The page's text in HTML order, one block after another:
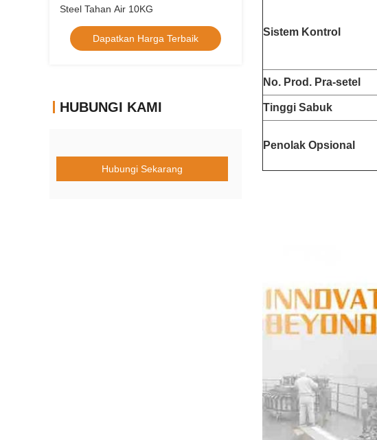
Steel Tahan Air 10KG
Dapatkan Harga Terbaik
HUBUNGI KAMI
Hubungi Sekarang
Sistem Kontrol
No. Prod. Pra-setel
Tinggi Sabuk
Penolak Opsional